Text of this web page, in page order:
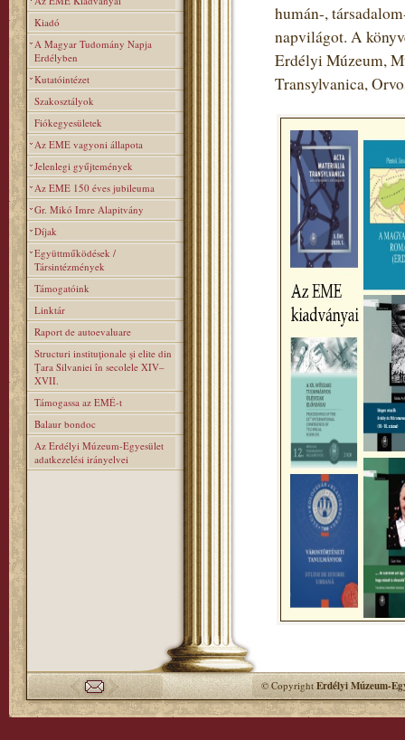
Kiadó
A Magyar Tudomány Napja
Erdélyben
Kutatóintézet
Szakosztályok
Fiókegyesületek
Az EME vagyoni állapota
Jelenlegi gyűjtemények
Az EME 150 éves jubileuma
Gr. Mikó Imre Alapitvány
Díjak
Együttműködések /
Társintézmények
Támogatóink
Linktár
Raport de autoevaluare
Structuri instituţionale şi elite din
Ţara Silvaniei în secolele XIV–
XVII.
Támogassa az EMÉ-t
Balaur bondoc
Az Erdélyi Múzeum-Egyesület
adatkezelési irányelvei
humán-,
napvilágot. A
Erdélyi Múzeum,
Transylvanica,
© CopyrightErdélyi Múzeum-